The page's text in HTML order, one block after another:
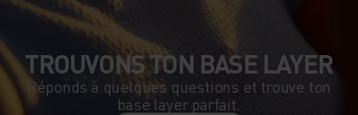
TROUVONS TON BASE LAYER
Réponds à quelques questions et trouve ton
base layer parfait.